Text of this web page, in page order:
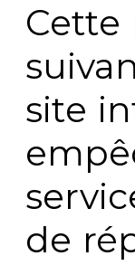
Cette
site
de